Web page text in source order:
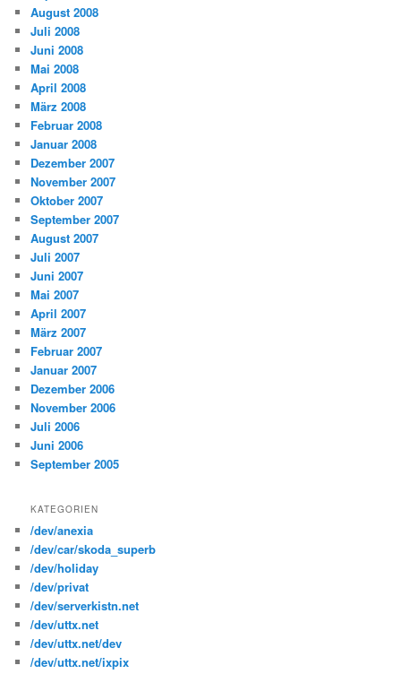
August 2008
Juli 2008
Juni 2008
Mai 2008
April 2008
März 2008
Februar 2008
Januar 2008
Dezember 2007
November 2007
Oktober 2007
September 2007
August 2007
Juli 2007
Juni 2007
Mai 2007
April 2007
März 2007
Februar 2007
Januar 2007
Dezember 2006
November 2006
Juli 2006
Juni 2006
September 2005
KATEGORIEN
/dev/anexia
/dev/car/skoda_superb
/dev/holiday
/dev/privat
/dev/serverkistn.net
/dev/uttx.net
/dev/uttx.net/dev
/dev/uttx.net/ixpix